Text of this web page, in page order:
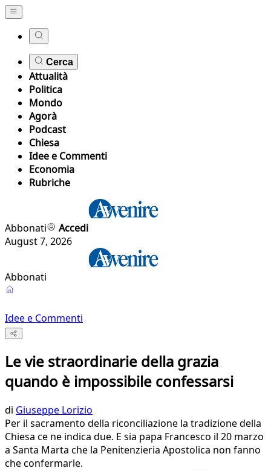
Cerca
Attualità
Politica
Mondo
Agorà
Podcast
Chiesa
Idee e Commenti
Economia
Rubriche
Abbonati
Accedi
August 7, 2026
Abbonati
Idee e Commenti
Le vie straordinarie della grazia
quando è impossibile confessarsi
di Giuseppe Lorizio
Per il sacramento della riconciliazione la tradizione della
Chiesa ce ne indica due. E sia papa Francesco il 20 marzo
a Santa Marta che la Penitenzieria Apostolica non fanno
che confermarle.